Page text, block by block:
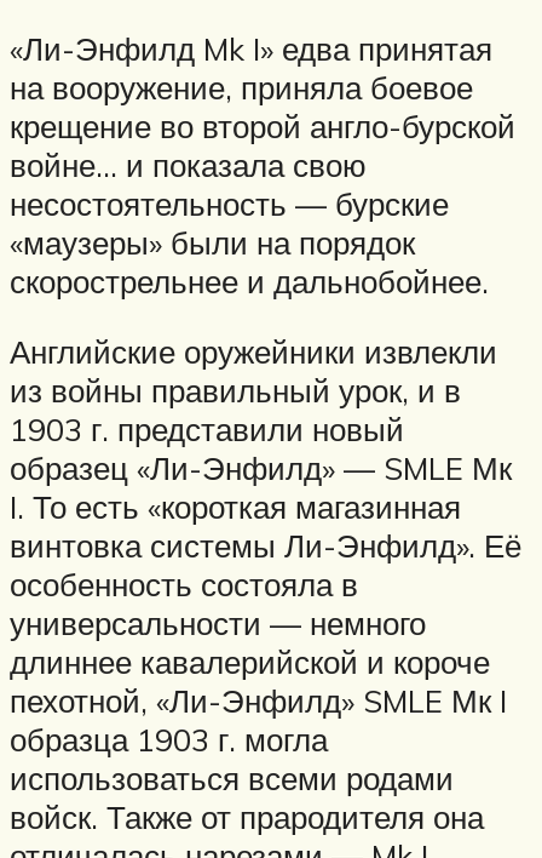
«Ли-Энфилд Mk I» едва принятая
на вооружение, приняла боевое
крещение во второй англо-бурской
войне… и показала свою
несостоятельность — бурские
«маузеры» были на порядок
скорострельнее и дальнобойнее.
Английские оружейники извлекли
из войны правильный урок, и в
1903 г. представили новый
образец «Ли-Энфилд» — SMLE Мк
I. То есть «короткая магазинная
винтовка системы Ли-Энфилд». Её
особенность состояла в
универсальности — немного
длиннее кавалерийской и короче
пехотной, «Ли-Энфилд» SMLE Мк I
образца 1903 г. могла
использоваться всеми родами
войск. Также от прародителя она